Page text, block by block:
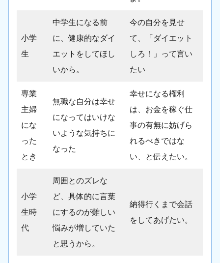
小学
生
中学生になる前
に、健康的なダイ
エットをしてほし
いから。
今の自分を見せ
て、「ダイエット
しろ！」って言い
たい
専業
主婦
にな
った
とき
無職な自分は幸せ
になってはいけな
いような気持ちに
なった
幸せになる権利
は、お金を稼ぐ仕
事の有無に妨げら
れるべきではな
い、と伝えたい。
小学
生時
代
周囲とのズレな
ど、具体的に言葉
にするのが難しい
悩みが増していた
と思うから。
納得行くまで会話
をしてあげたい。